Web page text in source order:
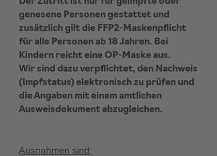
genesene Personen gestattet und
zusätzlich gilt die FFP2-Maskenpflicht
für alle Personen ab 18 Jahren. Bei
Kindern reicht eine OP-Maske aus.
Wir sind dazu verpflichtet, den Nachweis
(Impfstatus) elektronisch zu prüfen und
die Angaben mit einem amtlichen
Ausweisdokument abzugleichen.
Ausnahmen sind: